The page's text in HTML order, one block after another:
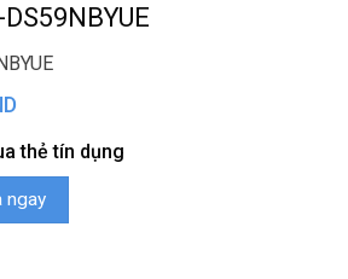
thẻ tín dụng
dầu Panasonic NN-DS59NBYUE số
ngay